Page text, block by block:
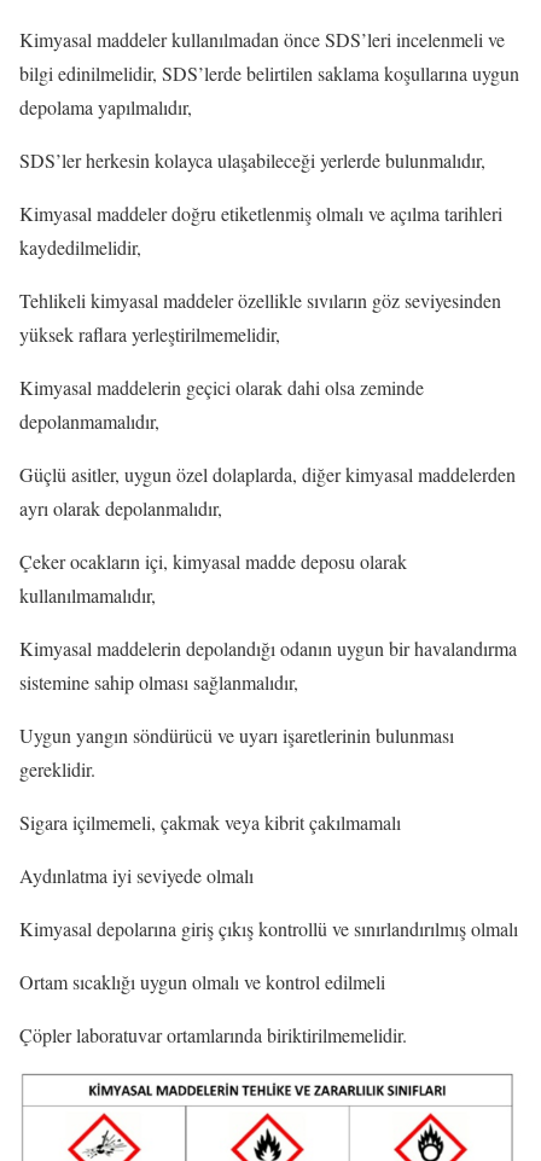
Kimyasal maddeler kullanılmadan önce SDS’leri incelenmeli ve
bilgi edinilmelidir, SDS’lerde belirtilen saklama koşullarına uygun
depolama yapılmalıdır,
SDS’ler herkesin kolayca ulaşabileceği yerlerde bulunmalıdır,
Kimyasal maddeler doğru etiketlenmiş olmalı ve açılma tarihleri
kaydedilmelidir,
Tehlikeli kimyasal maddeler özellikle sıvıların göz seviyesinden
yüksek raflara yerleştirilmemelidir,
Kimyasal maddelerin geçici olarak dahi olsa zeminde
depolanmamalıdır,
Güçlü asitler, uygun özel dolaplarda, diğer kimyasal maddelerden
ayrı olarak depolanmalıdır,
Çeker ocakların içi, kimyasal madde deposu olarak
kullanılmamalıdır,
Kimyasal maddelerin depolandığı odanın uygun bir havalandırma
sistemine sahip olması sağlanmalıdır,
Uygun yangın söndürücü ve uyarı işaretlerinin bulunması
gereklidir.
Sigara içilmemeli, çakmak veya kibrit çakılmamalı
Aydınlatma iyi seviyede olmalı
Kimyasal depolarına giriş çıkış kontrollü ve sınırlandırılmış olmalı
Ortam sıcaklığı uygun olmalı ve kontrol edilmeli
Çöpler laboratuvar ortamlarında biriktirilmemelidir.